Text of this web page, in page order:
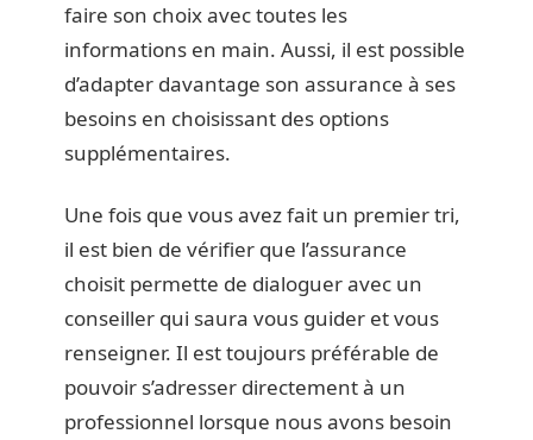
faire son choix avec toutes les
informations en main. Aussi, il est possible
d’adapter davantage son assurance à ses
besoins en choisissant des options
supplémentaires.
Une fois que vous avez fait un premier tri,
il est bien de vérifier que l’assurance
choisit permette de dialoguer avec un
conseiller qui saura vous guider et vous
renseigner. Il est toujours préférable de
pouvoir s’adresser directement à un
professionnel lorsque nous avons besoin